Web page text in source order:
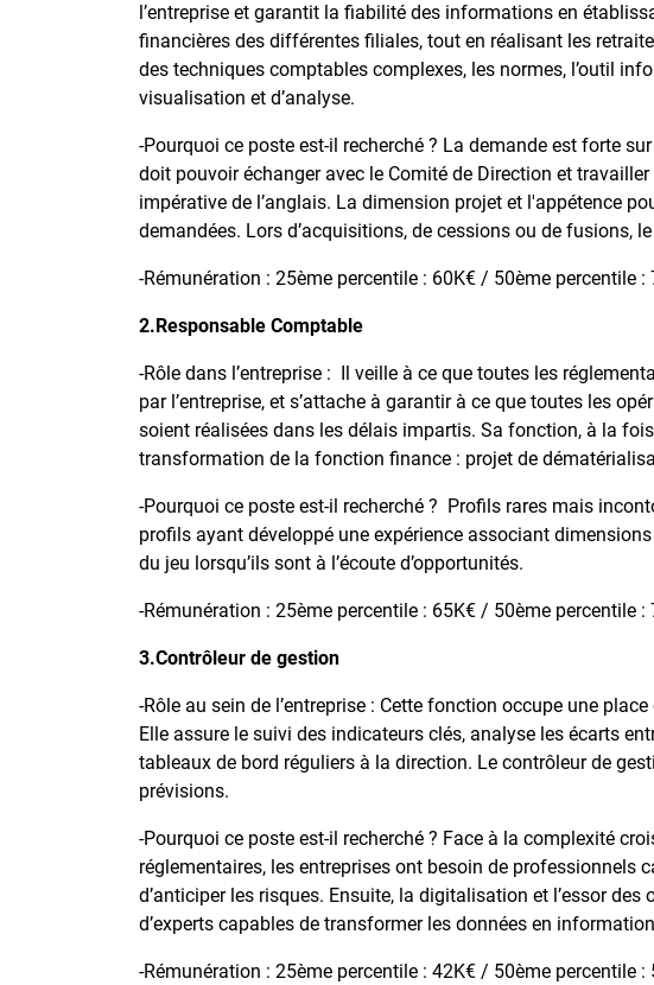
l’entreprise et garantit la fiabilité des informations en
financières des différentes filiales, tout en réalisant les
des techniques comptables complexes, les normes, l’outil
visualisation et d’analyse.
-Pourquoi ce poste est-il recherché ? La demande est forte
doit pouvoir échanger avec le Comité de Direction et
impérative de l’anglais. La dimension projet et l'appétence
demandées. Lors d’acquisitions, de cessions ou de fusions,
-Rémunération : 25ème percentile : 60K€ / 50ème percentile
2.Responsable Comptable
-Rôle dans l’entreprise : Il veille à ce que toutes les
par l’entreprise, et s’attache à garantir à ce que toutes les
soient réalisées dans les délais impartis. Sa fonction, à la
transformation de la fonction finance : projet de
-Pourquoi ce poste est-il recherché ? Profils rares mais
profils ayant développé une expérience associant
du jeu lorsqu’ils sont à l’écoute d’opportunités.
-Rémunération : 25ème percentile : 65K€ / 50ème percentile
3.Contrôleur de gestion
-Rôle au sein de l’entreprise : Cette fonction occupe une
Elle assure le suivi des indicateurs clés, analyse les écarts
tableaux de bord réguliers à la direction. Le contrôleur de
prévisions.
-Pourquoi ce poste est-il recherché ? Face à la complexité
réglementaires, les entreprises ont besoin de professionnels
d’anticiper les risques. Ensuite, la digitalisation et l’essor
d’experts capables de transformer les données en
-Rémunération : 25ème percentile : 42K€ / 50ème percentile